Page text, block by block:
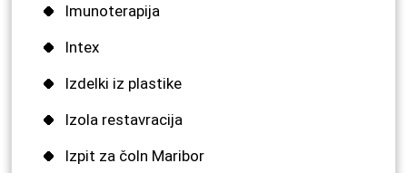
Imunoterapija
Intex
Izdelki iz plastike
Izola restavracija
Izpit za čoln Maribor